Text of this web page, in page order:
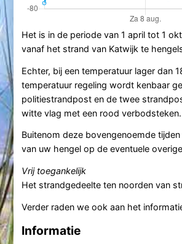
Het is in de periode van 1 april tot 1
vanaf het strand van Katwijk te
Echter, bij een temperatuur lager dan
temperatuur regeling wordt kenbaar
politiestrandpost en de twee
witte vlag met een rood verbodsteken.
Buitenom deze bovengenoemde
van uw hengel op de eventuele
Vrij toegankelijk
Het strandgedeelte ten noorden van
Verder raden we ook aan het
Informatie